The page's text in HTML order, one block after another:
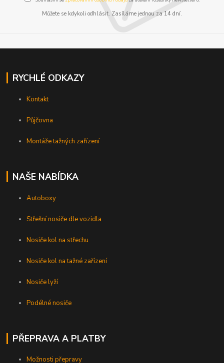
Můžete se kdykoli odhlásit. Zasíláme jednou za 14 dní.
RYCHLÉ ODKAZY
Kontakt
Půjčovna
Montáže tažných zařízení
NAŠE NABÍDKA
Autoboxy
Střešní nosiče dle vozidla
Nosiče kol na střechu
Nosiče kol na tažné zařízení
Nosiče lyží
Podélné nosiče
PŘEPRAVA A PLATBY
Možnosti přepravy